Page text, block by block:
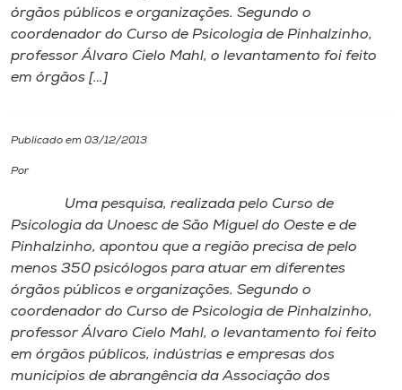
Internacionalização
Cultura
CPA
Biblioteca
Editora
órgãos públicos e organizações. Segundo o
coordenador do Curso de Psicologia de Pinhalzinho,
professor Álvaro Cielo Mahl, o levantamento foi feito
em órgãos […]
Publicado em 03/12/2013
Por
Uma pesquisa, realizada pelo Curso de
Psicologia da Unoesc de São Miguel do Oeste e de
Pinhalzinho, apontou que a região precisa de pelo
menos 350 psicólogos para atuar em diferentes
órgãos públicos e organizações. Segundo o
coordenador do Curso de Psicologia de Pinhalzinho,
professor Álvaro Cielo Mahl, o levantamento foi feito
em órgãos públicos, indústrias e empresas dos
municípios de abrangência da Associação dos